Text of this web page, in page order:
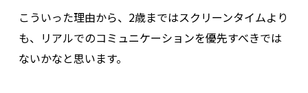
こういった理由から、2歳まではスクリーンタイムより
も、リアルでのコミュニケーションを優先すべきでは
ないかなと思います。